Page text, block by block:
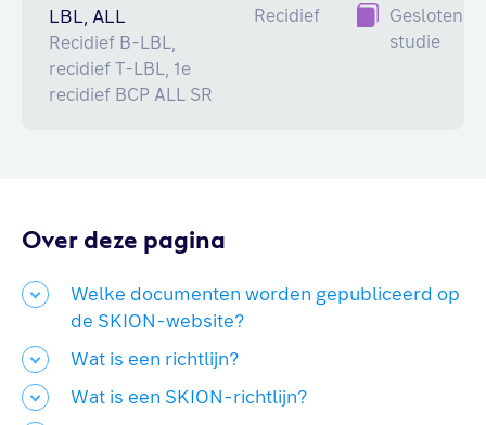
LBL, ALL
Recidief B-LBL,
recidief T-LBL, 1e
recidief BCP ALL SR
Recidief
Gesloten
studie
Over deze pagina
Welke documenten worden gepubliceerd op
de SKION-website?
Wat is een richtlijn?
Wat is een SKION-richtlijn?